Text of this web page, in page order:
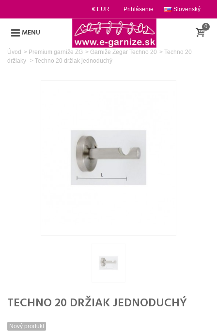
Slovenský
Prihlásenie
€ EUR
MENU
0
Úvod > Premium garniže ZG > Garniže Zegar Techno 20 > Techno 20
držiaky > Techno 20 držiak jednoduchý
TECHNO 20 DRŽIAK JEDNODUCHÝ
Nový produkt